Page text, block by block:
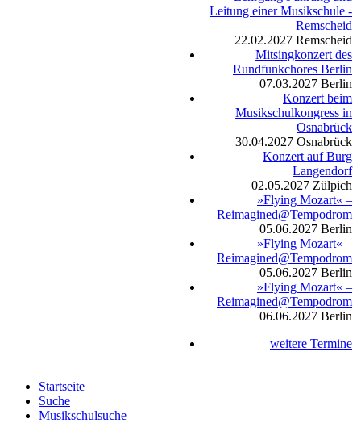
Leitung einer Musikschule -
Remscheid
22.02.2027 Remscheid
Mitsingkonzert des
Rundfunkchores Berlin
07.03.2027 Berlin
Konzert beim
Musikschulkongress in
Osnabrück
30.04.2027 Osnabrück
Konzert auf Burg
Langendorf
02.05.2027 Zülpich
»Flying Mozart« –
Reimagined@Tempodrom
05.06.2027 Berlin
»Flying Mozart« –
Reimagined@Tempodrom
05.06.2027 Berlin
»Flying Mozart« –
Reimagined@Tempodrom
06.06.2027 Berlin
weitere Termine
Startseite
Suche
Musikschulsuche